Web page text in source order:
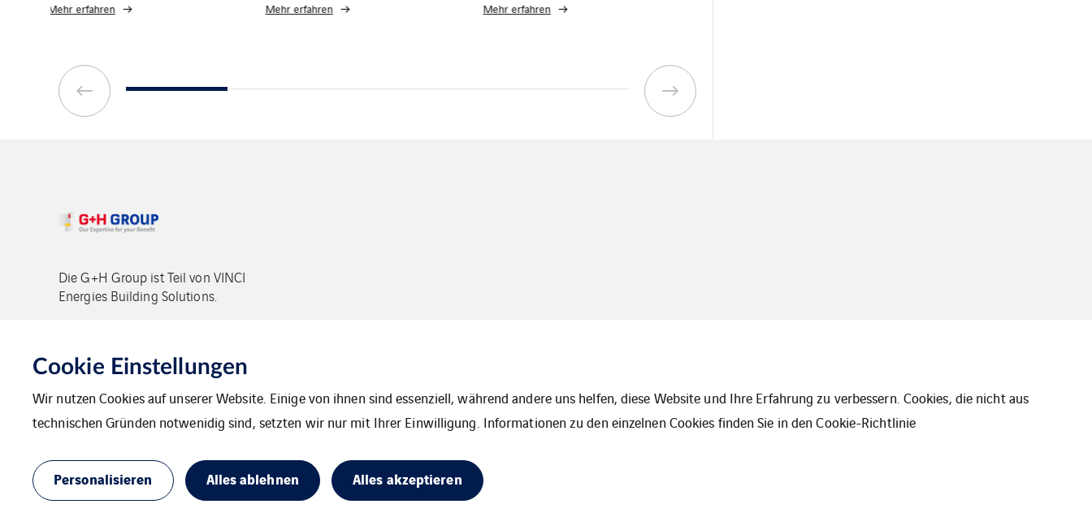
Mehr erfahren Mehr erfahren Mehr erfahren
Die G+H Group ist Teil von VINCI
Energies Building Solutions.
Kontakt Datenschutz Impressum Cookies Sitemap
Cookie Einstellungen
Wir nutzen Cookies auf unserer Website. Einige von ihnen sind essenziell, während andere uns helfen, diese Website und Ihre Erfahrung zu verbessern. Cookies, die nicht aus
technischen Gründen notwenidig sind, setzten wir nur mit Ihrer Einwilligung. Informationen zu den einzelnen Cookies finden Sie in denCookie-Richtlinie
Personalisieren Alles ablehnen Alles akzeptieren